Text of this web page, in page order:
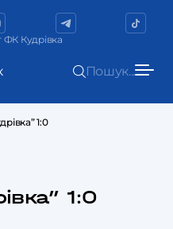
ФК Кудрівка
Пошук...
1:0
1:0